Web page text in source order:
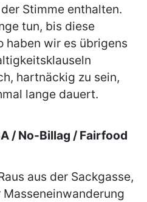
Stimme enthalten.
tun, bis diese
haben wir es übrigens
hartnäckig zu sein,
lange dauert.
/ No-Billag / Fairfood
aus der Sackgasse,